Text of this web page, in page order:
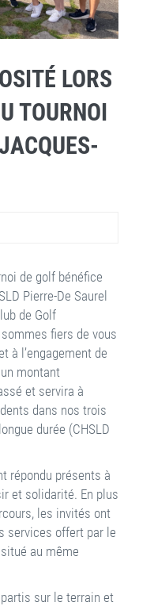
LORS
TOURNOI
de golf bénéfice
Pierre-De Saurel
de Golf
fiers de vous
à l’engagement de
montant
et servira à
dans nos trois
durée (CHSLD
répondu présents à
et solidarité. En plus
les invités ont
services offert par le
au même
sur le terrain et